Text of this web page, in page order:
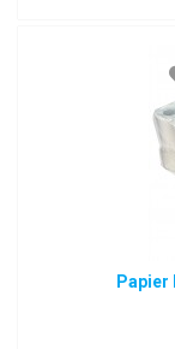
Papier